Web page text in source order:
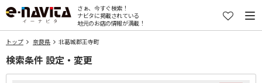
さぁ、今すぐ検索！
ナビタに掲載されている
地元のお店の情報が満載！
トップ 奈良県 北葛城郡王寺町
検索条件 設定・変更